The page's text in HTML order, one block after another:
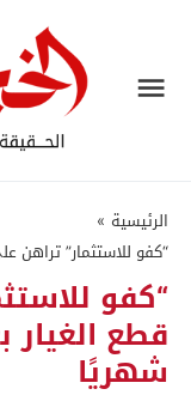
الرئيسية »
“كفو للاستثمار” تراهن
“كفو
شهريًا